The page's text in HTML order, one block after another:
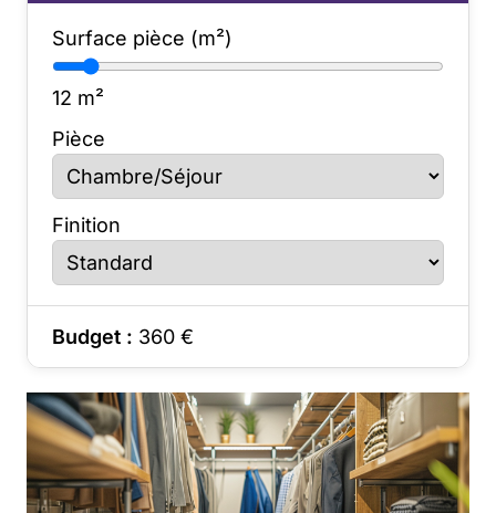
Surface pièce (m²)
12 m²
Pièce
Finition
Budget : 360 €